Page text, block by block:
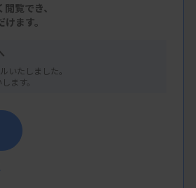
覧でき、
ます。
いたしました。
ます。